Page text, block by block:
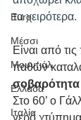
Euro
Μέσσι
Μουντιάλ
Ελλάδα
Ιταλία
τα χειρότερα.
Είναι από
παθών
σοβαρότητα
Στο 60’ ο
γερό